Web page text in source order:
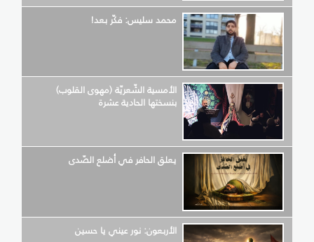
محمد سليس: فكّر بعد!
الأمسية الشّعريّة (مهوى القلوب)
بنسختها الحادية عشرة
يعلق الحافر في أضلع الصّدى
الأربعون: نور عيني يا حسين